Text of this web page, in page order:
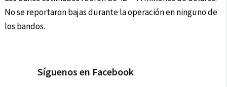
No se reportaron bajas durante la operación en ninguno de
los bandos.
Síguenos en Facebook